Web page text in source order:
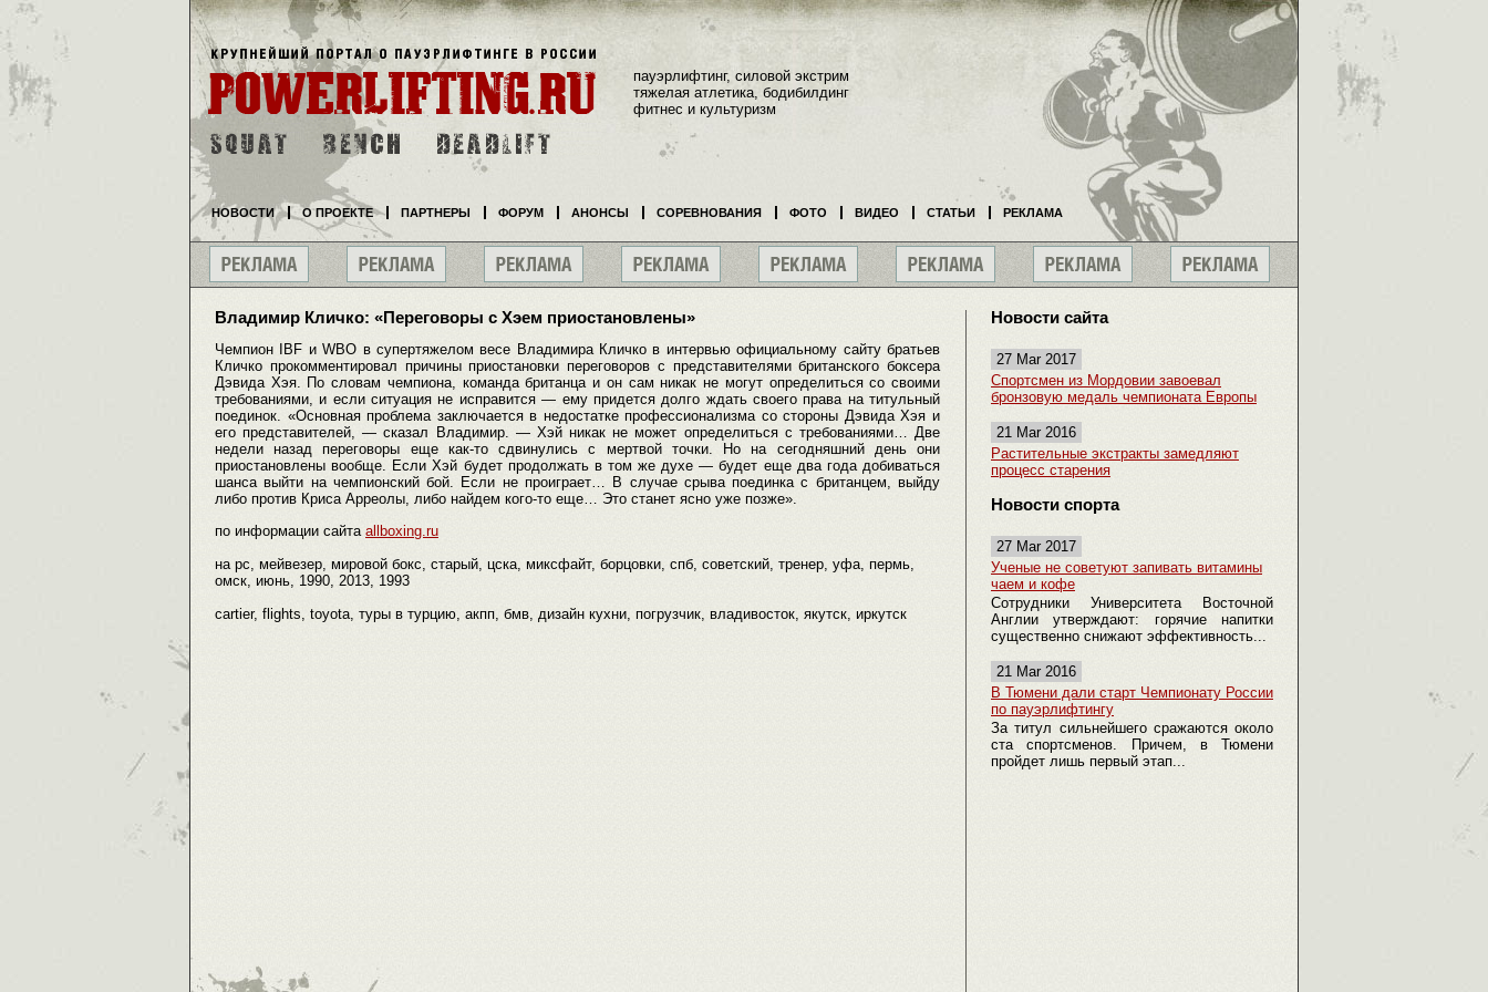
Владимир Кличко: «Переговоры с Хэем приостановлены»
Чемпион IBF и WBO в супертяжелом весе Владимира Кличко в интервью официальному сайту братьев
Кличко прокомментировал причины приостановки переговоров с представителями британского боксера
Дэвида Хэя. По словам чемпиона, команда британца и он сам никак не могут определиться со своими
требованиями, и если ситуация не исправится — ему придется долго ждать своего права на титульный
поединок. «Основная проблема заключается в недостатке профессионализма со стороны Дэвида Хэя и
его представителей, — сказал Владимир. — Хэй никак не может определиться с требованиями… Две
недели назад переговоры еще как-то сдвинулись с мертвой точки. Но на сегодняшний день они
приостановлены вообще. Если Хэй будет продолжать в том же духе — будет еще два года добиваться
шанса выйти на чемпионский бой. Если не проиграет… В случае срыва поединка с британцем, выйду
либо против Криса Арреолы, либо найдем кого-то еще… Это станет ясно уже позже».
по информации сайта allboxing.ru
на pc, мейвезер, мировой бокс, старый, цска, миксфайт, борцовки, спб, советский, тренер, уфа, пермь,
омск, июнь, 1990, 2013, 1993
cartier, flights, toyota, туры в турцию, акпп, бмв, дизайн кухни, погрузчик, владивосток, якутск, иркутск
Новости сайта
27 Mar 2017
Спортсмен из Мордовии завоевал
бронзовую медаль чемпионата Европы
21 Mar 2016
Растительные экстракты замедляют
процесс старения
Новости спорта
27 Mar 2017
Ученые не советуют запивать витамины
чаем и кофе
Сотрудники Университета Восточной
Англии утверждают: горячие напитки
существенно снижают эффективность...
21 Mar 2016
В Тюмени дали старт Чемпионату России
по пауэрлифтингу
За титул сильнейшего сражаются около
ста спортсменов. Причем, в Тюмени
пройдет лишь первый этап...
пауэрлифтинг, силовой экстрим
тяжелая атлетика, бодибилдинг
фитнес и культуризм
НОВОСТИ О ПРОЕКТЕ ПАРТНЕРЫ ФОРУМ АНОНСЫ СОРЕВНОВАНИЯ ФОТО ВИДЕО СТАТЬИ РЕКЛАМА